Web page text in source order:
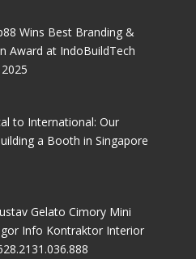
Wins Best Branding &
Award at IndoBuildTech
to International: Our
a Booth in Singapore
Gelato Cimory Mini
Info Kontraktor Interior